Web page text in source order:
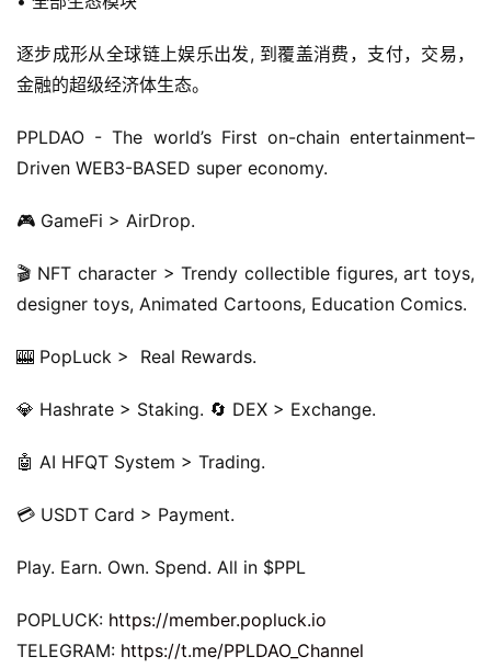
逐步成形从全球链上娱乐出发, 到覆盖消费，支付，交易，
金融的超级经济体生态。
PPLDAO - The world’s First on-chain entertainment–
Driven WEB3-BASED super economy.
🎮 GameFi > AirDrop.
🎬 NFT character > Trendy collectible figures, art toys,
designer toys, Animated Cartoons, Education Comics.
🎰 PopLuck >  Real Rewards.
💎 Hashrate > Staking. 🔄 DEX > Exchange.
🤖 AI HFQT System > Trading.
💳 USDT Card > Payment.
Play. Earn. Own. Spend. All in $PPL
POPLUCK: https://member.popluck.io
TELEGRAM: https://t.me/PPLDAO_Channel